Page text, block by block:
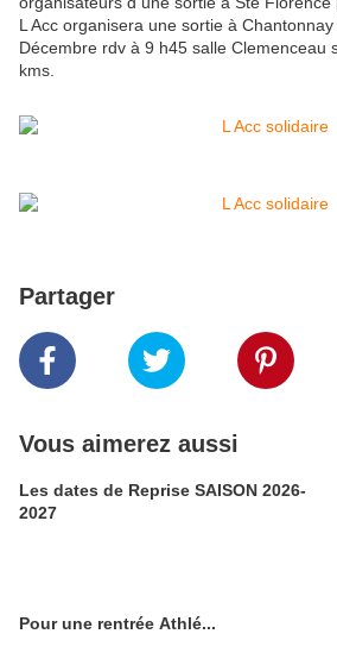
L Acc organisera une sortie à
Décembre rdv à 9 h45 salle Clemenceau
kms.
Partager
Vous aimerez aussi
Les dates de Reprise SAISON 2026-
2027
Pour une rentrée Athlé...